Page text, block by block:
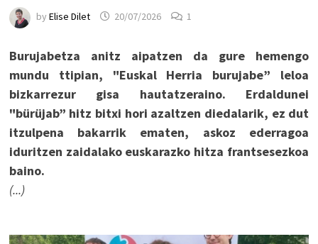
by Elise Dilet 20/07/2026 1
Burujabetza anitz aipatzen da gure hemengo
mundu ttipian, "Euskal Herria burujabe” leloa
bizkarrezur gisa hautatzeraino. Erdaldunei
"bürüjab” hitz bitxi hori azaltzen diedalarik, ez dut
itzulpena bakarrik ematen, askoz ederragoa
iduritzen zaidalako euskarazko hitza frantsesezkoa
baino.
(...)